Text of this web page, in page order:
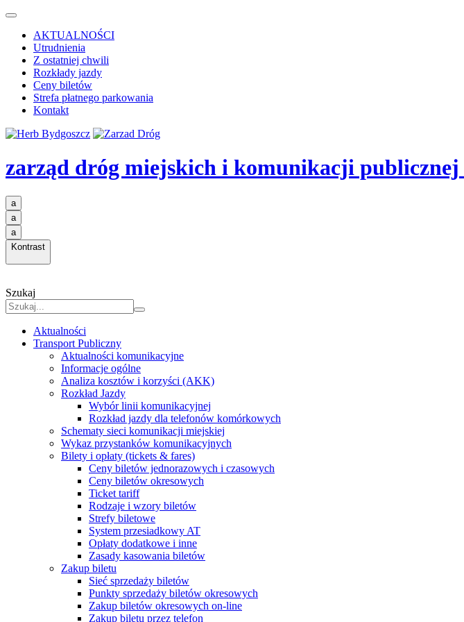
AKTUALNOŚCI
Utrudnienia
Z ostatniej chwili
Rozkłady jazdy
Ceny biletów
Strefa płatnego parkowania
Kontakt
zarząd dróg miejskich i komunikacji publicznej
a
a
a
Kontrast
Szukaj
Aktualności
Transport Publiczny
Aktualności komunikacyjne
Informacje ogólne
Analiza kosztów i korzyści (AKK)
Rozkład Jazdy
Wybór linii komunikacyjnej
Rozkład jazdy dla telefonów komórkowych
Schematy sieci komunikacji miejskiej
Wykaz przystanków komunikacyjnych
Bilety i opłaty (tickets & fares)
Ceny biletów jednorazowych i czasowych
Ceny biletów okresowych
Ticket tariff
Rodzaje i wzory biletów
Strefy biletowe
System przesiadkowy AT
Opłaty dodatkowe i inne
Zasady kasowania biletów
Zakup biletu
Sieć sprzedaży biletów
Punkty sprzedaży biletów okresowych
Zakup biletów okresowych on-line
Zakup biletu przez telefon